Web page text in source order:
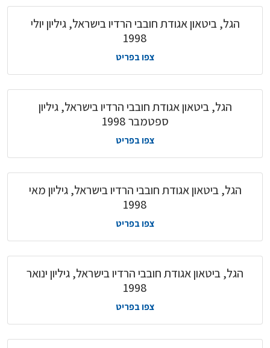
הגל, ביטאון אגודת חובבי הרדיו בישראל, גיליון יולי
1998
צפו בפריט
הגל, ביטאון אגודת חובבי הרדיו בישראל, גיליון
ספטמבר 1998
צפו בפריט
הגל, ביטאון אגודת חובבי הרדיו בישראל, גיליון מאי
1998
צפו בפריט
הגל, ביטאון אגודת חובבי הרדיו בישראל, גיליון ינואר
1998
צפו בפריט